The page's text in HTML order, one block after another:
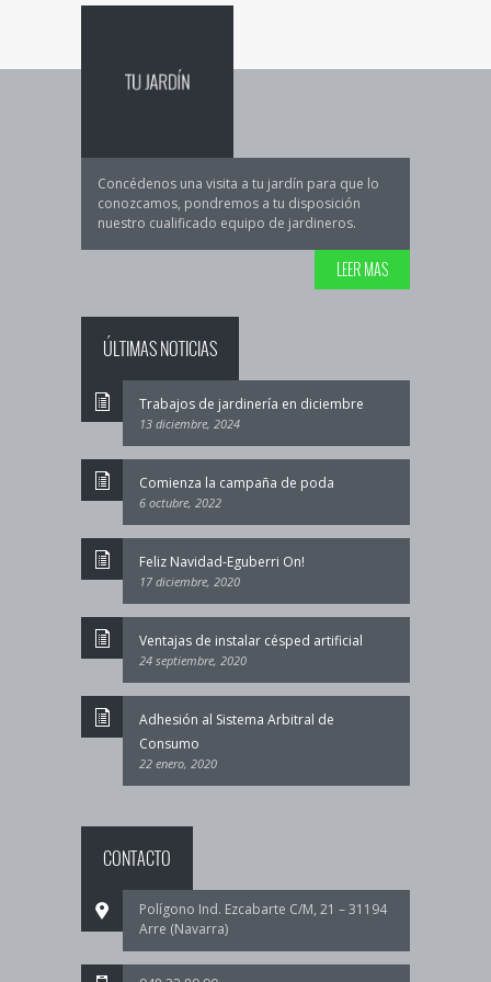
Concédenos una visita a tu jardín para que lo
conozcamos, pondremos a tu disposición
nuestro cualificado equipo de jardineros.
LEER MAS
ÚLTIMAS NOTICIAS
Trabajos de jardinería en diciembre
13 diciembre, 2024
Comienza la campaña de poda
6 octubre, 2022
Feliz Navidad-Eguberri On!
17 diciembre, 2020
Ventajas de instalar césped artificial
24 septiembre, 2020
Adhesión al Sistema Arbitral de
Consumo
22 enero, 2020
CONTACTO
Polígono Ind. Ezcabarte C/M, 21 – 31194
Arre (Navarra)